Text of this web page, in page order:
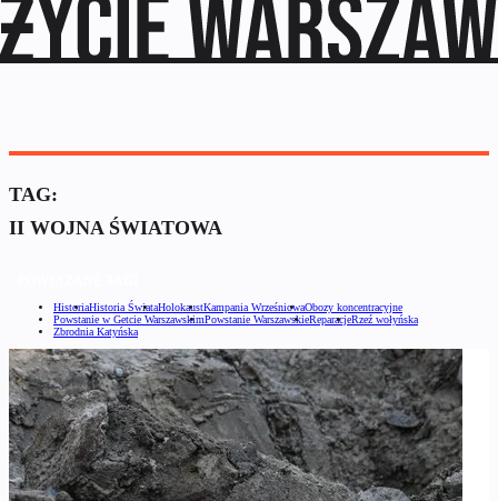
TAG:
II WOJNA ŚWIATOWA
HistoriaHistoria ŚwiataHolokaustKampania WrześniowaObozy koncentracyjne
Powstanie w Getcie WarszawskimPowstanie WarszawskieReparacjeRzeź wołyńska
Zbrodnia Katyńska